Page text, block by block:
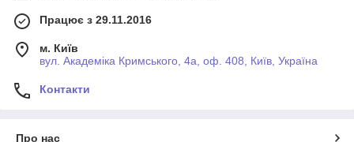
Працює з 29.11.2016
м. Київ
вул. Академіка Кримського, 4а, оф. 408, Київ, Україна
Контакти
Про нас